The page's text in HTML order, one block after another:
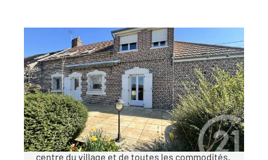
LACROIX ST OUEN 60
145 m2, 6 pièces
Ref : 17616
Maison à vendre
416 000 €
À Lacroix-Saint-Ouen (Oise), à deux pas du
centre du village et de toutes les commodités,